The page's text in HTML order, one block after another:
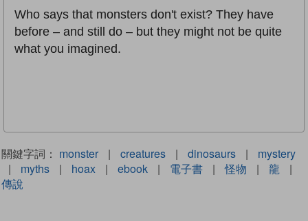
Who says that monsters don't exist? They have
before – and still do – but they might not be quite
what you imagined.
關鍵字詞： monster | creatures | dinosaurs |
mystery
|
myths | hoax | ebook | 電子書 | 怪物 | 龍
|
傳說